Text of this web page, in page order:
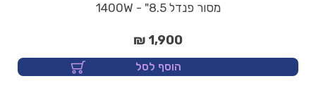
מסור פנדל 8.5" - 1400W
1,900 ₪
הוסף לסל